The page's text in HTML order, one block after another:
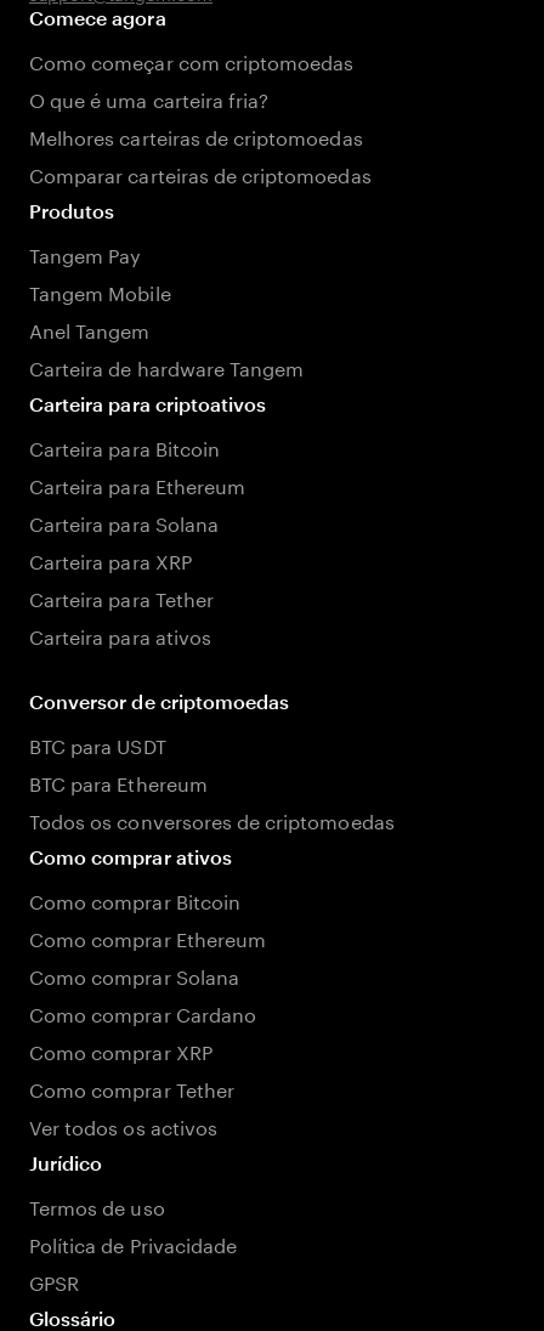
Comece agora
Como começar com criptomoedas
O que é uma carteira fria?
Melhores carteiras de criptomoedas
Comparar carteiras de criptomoedas
Produtos
Tangem Pay
Tangem Mobile
Anel Tangem
Carteira de hardware Tangem
Carteira para criptoativos
Carteira para Bitcoin
Carteira para Ethereum
Carteira para Solana
Carteira para XRP
Carteira para Tether
Carteira para ativos
Conversor de criptomoedas
BTC para USDT
BTC para Ethereum
Todos os conversores de criptomoedas
Como comprar ativos
Como comprar Bitcoin
Como comprar Ethereum
Como comprar Solana
Como comprar Cardano
Como comprar XRP
Como comprar Tether
Ver todos os activos
Jurídico
Termos de uso
Política de Privacidade
GPSR
Glossário